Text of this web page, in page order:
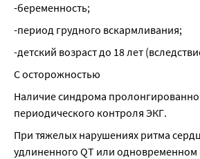
-беременность;
-период грудного вскармливания;
-детский возраст до 18 лет
С осторожностью
Наличие синдрома
периодического контроля ЭКГ.
При тяжелых нарушениях ритма
удлиненного QT или